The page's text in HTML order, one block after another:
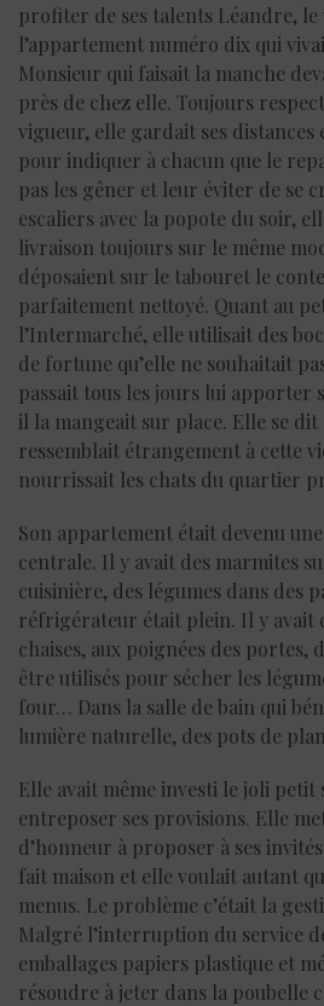
profiter de ses talents Léandre, le
l’appartement numéro dix qui
Monsieur qui faisait la manche
près de chez elle. Toujours
vigueur, elle gardait ses distances
pour indiquer à chacun que le
pas les gêner et leur éviter de se
escaliers avec la popote du soir,
livraison toujours sur le même
déposaient sur le tabouret le
parfaitement nettoyé. Quant au
l’Intermarché, elle utilisait des
de fortune qu’elle ne souhaitait
passait tous les jours lui apporter
il la mangeait sur place. Elle se
ressemblait étrangement à cette
nourrissait les chats du quartier
Son appartement était devenu
centrale. Il y avait des marmites
cuisinière, des légumes dans des
réfrigérateur était plein. Il y avait
chaises, aux poignées des portes,
être utilisés pour sécher les
four… Dans la salle de bain qui
lumière naturelle, des pots de
Elle avait même investi le joli
entreposer ses provisions. Elle
d’honneur à proposer à ses
fait maison et elle voulait autant
menus. Le problème c’était la
Malgré l’interruption du service
emballages papiers plastique et
résoudre à jeter dans la poubelle